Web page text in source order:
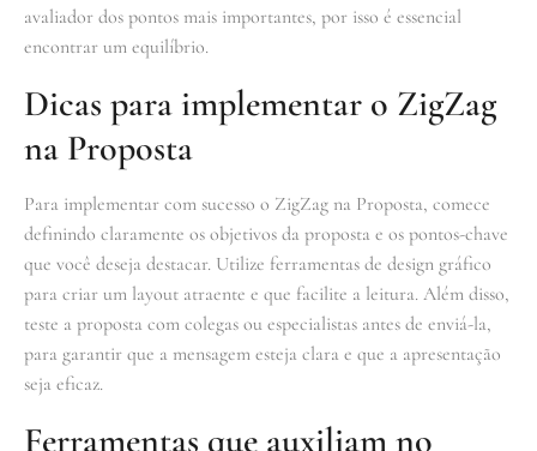
avaliador dos pontos mais importantes, por isso é essencial
encontrar um equilíbrio.
Dicas para implementar o ZigZag
na Proposta
Para implementar com sucesso o ZigZag na Proposta, comece
definindo claramente os objetivos da proposta e os pontos-chave
que você deseja destacar. Utilize ferramentas de design gráfico
para criar um layout atraente e que facilite a leitura. Além disso,
teste a proposta com colegas ou especialistas antes de enviá-la,
para garantir que a mensagem esteja clara e que a apresentação
seja eficaz.
Ferramentas que auxiliam no